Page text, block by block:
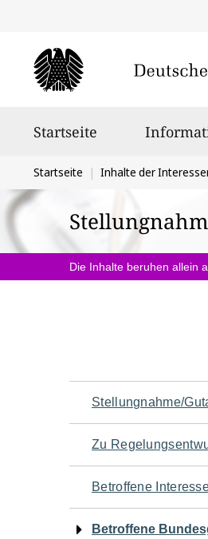
Startseite
Sie
befinden
sich
hier:
Startseite Inhalte der
Die Inhalte beruhen allein
Navigation
für
den
Stellungnahme/
Zu
Betroffene
Betroffene